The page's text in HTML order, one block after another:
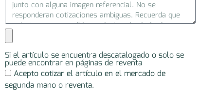
Si el artículo se encuentra descatalogado o solo se
puede encontrar en páginas de reventa
Acepto cotizar el artículo en el mercado de
segunda mano o reventa.